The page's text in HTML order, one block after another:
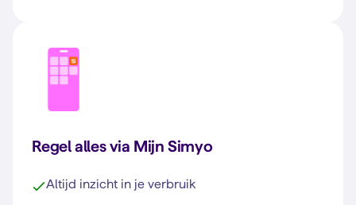
Regel alles via Mijn Simyo
Altijd inzicht in je verbruik